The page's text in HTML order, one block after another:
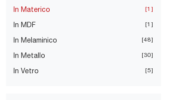
In Materico 1
In MDF 1
In Melaminico 48
In Metallo 30
In Vetro 5